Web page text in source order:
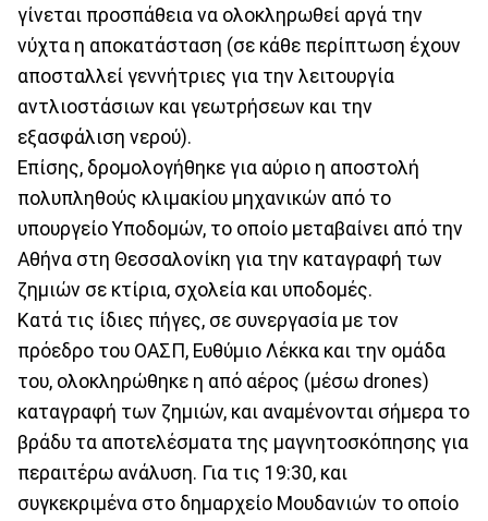
γίνεται προσπάθεια να ολοκληρωθεί αργά την
νύχτα η αποκατάσταση (σε κάθε περίπτωση έχουν
αποσταλλεί γεννήτριες για την λειτουργία
αντλιοστάσιων και γεωτρήσεων και την
εξασφάλιση νερού).
Επίσης, δρομολογήθηκε για αύριο η αποστολή
πολυπληθούς κλιμακίου μηχανικών από το
υπουργείο Υποδομών, το οποίο μεταβαίνει από την
Αθήνα στη Θεσσαλονίκη για την καταγραφή των
ζημιών σε κτίρια, σχολεία και υποδομές.
Κατά τις ίδιες πήγες, σε συνεργασία με τον
πρόεδρο του ΟΑΣΠ, Ευθύμιο Λέκκα και την ομάδα
του, ολοκληρώθηκε η από αέρος (μέσω drones)
καταγραφή των ζημιών, και αναμένονται σήμερα το
βράδυ τα αποτελέσματα της μαγνητοσκόπησης για
περαιτέρω ανάλυση. Για τις 19:30, και
συγκεκριμένα στο δημαρχείο Μουδανιών το οποίο